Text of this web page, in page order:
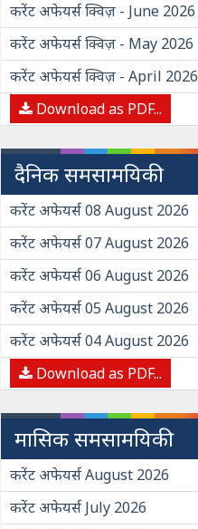
करेंट अफेयर्स क्विज़ - June 2026
करेंट अफेयर्स क्विज़ - May 2026
करेंट अफेयर्स क्विज़ - April 2026
Download as PDF...
दैनिक समसामयिकी
करेंट अफेयर्स 08 August 2026
करेंट अफेयर्स 07 August 2026
करेंट अफेयर्स 06 August 2026
करेंट अफेयर्स 05 August 2026
करेंट अफेयर्स 04 August 2026
Download as PDF...
मासिक समसामयिकी
करेंट अफेयर्स August 2026
करेंट अफेयर्स July 2026